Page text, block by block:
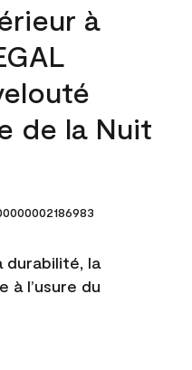
à
de la Nuit
durabilité, la
à l’usure du